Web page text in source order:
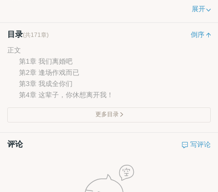
她本是无依无靠的小乞丐，一纸婚书，成为豪门妻。他是亿万
展开
目录(共171章)
倒序
正文
第1章 我们离婚吧
第2章 逢场作戏而已
第3章 我成全你们
第4章 这辈子，你休想离开我！
更多目录
评论 写评论